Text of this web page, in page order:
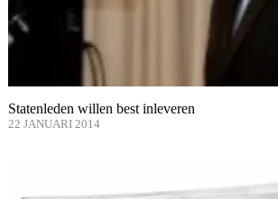
Statenleden willen best inleveren
22 JANUARI 2014